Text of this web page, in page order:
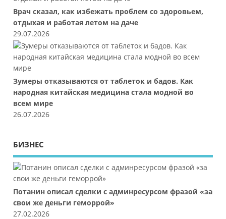
Врач сказал, как избежать проблем со здоровьем,
отдыхая и работая летом на даче
29.07.2026
Зумеры отказываются от таблеток и бадов. Как
народная китайская медицина стала модной во
всем мире
26.07.2026
БИЗНЕС
Потанин описал сделки с админресурсом фразой «за
свои же деньги геморрой»
27.02.2026